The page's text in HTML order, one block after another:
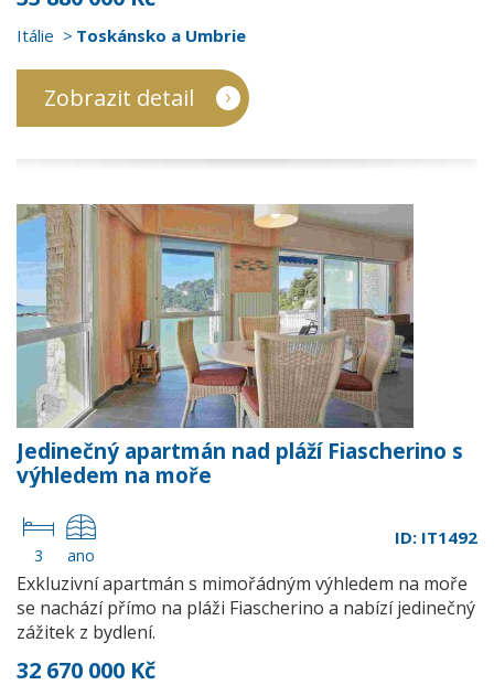
Itálie Toskánsko a Umbrie
Zobrazit detail
Jedinečný apartmán nad pláží Fiascherino s
výhledem na moře
3 ano
ID: IT1492
Exkluzivní apartmán s mimořádným výhledem na moře
se nachází přímo na pláži Fiascherino a nabízí jedinečný
zážitek z bydlení.
32 670 000 Kč